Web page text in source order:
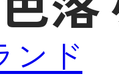
ンド